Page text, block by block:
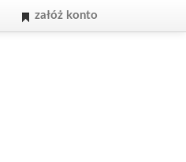
załóż konto